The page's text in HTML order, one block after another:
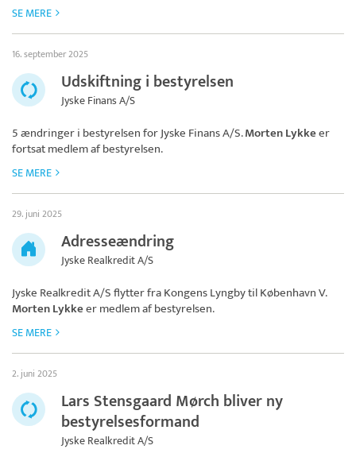
SE MERE
16. september 2025
Udskiftning i bestyrelsen
Jyske Finans A/S
5 ændringer i bestyrelsen forJyske Finans A/S.Morten Lykkeer
fortsat medlem af bestyrelsen.
SE MERE
29. juni 2025
Adresseændring
Jyske Realkredit A/S
Jyske Realkredit A/Sflytter fra Kongens Lyngby til København V.
Morten Lykkeer medlem af bestyrelsen.
SE MERE
2. juni 2025
Lars Stensgaard Mørch bliver ny
bestyrelsesformand
Jyske Realkredit A/S